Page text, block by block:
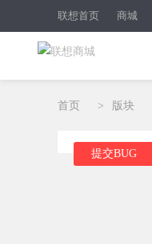
联想首页 商城
首页 > 版块
提交BUG